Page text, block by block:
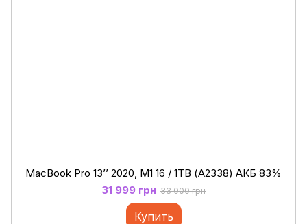
MacBook Pro 13’’ 2020, M1 16 / 1ТB (А2338) АКБ 83%
31 999 грн 33 000 грн
Купить